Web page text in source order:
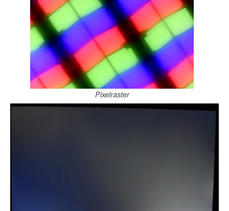
Pixelraster